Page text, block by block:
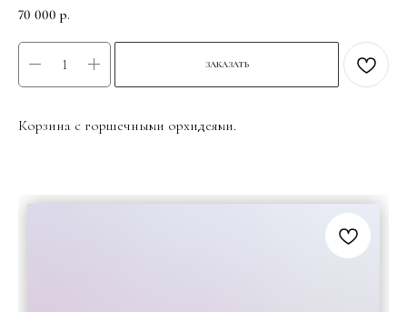
70 000 р.
ЗАКАЗАТЬ
Корзина с горшечными орхидеями.